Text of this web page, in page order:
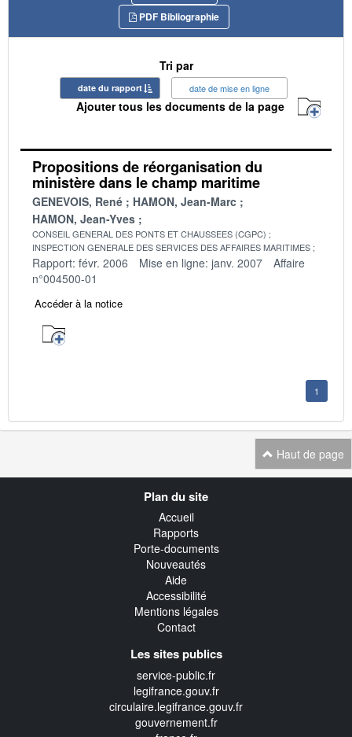
PDF Bibliographie
Tri par
date du rapport date de mise en ligne
Ajouter tous les documents de la page
Propositions de réorganisation du
ministère dans le champ maritime
GENEVOIS, René
HAMON, Jean-Marc
HAMON, Jean-Yves
CONSEIL GENERAL DES PONTS ET CHAUSSEES (CGPC)
INSPECTION GENERALE DES SERVICES DES AFFAIRES MARITIMES
Rapport: févr. 2006 Mise en ligne: janv. 2007
Affaire
n°004500-01
Accéder à la notice
1
Haut de page
Plan du site
Accueil
Rapports
Porte-documents
Nouveautés
Aide
Accessibilité
Mentions légales
Contact
Les sites publics
service-public.fr
legifrance.gouv.fr
circulaire.legifrance.gouv.fr
gouvernement.fr